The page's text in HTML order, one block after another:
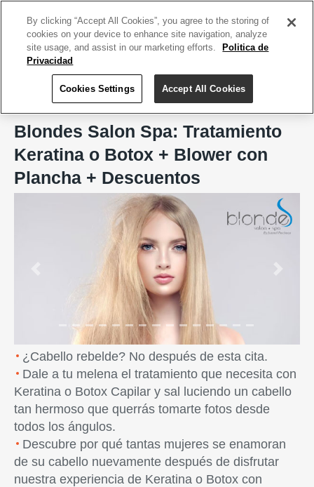
Blondes Salon Spa, San Juan
Blondes Salon Spa: Tratamiento
Keratina o Botox + Blower con
Plancha + Descuentos
¿Cabello rebelde? No después de esta cita.
Dale a tu melena el tratamiento que necesita con
Keratina o Botox Capilar y sal luciendo un cabello
tan hermoso que querrás tomarte fotos desde
todos los ángulos.
Descubre por qué tantas mujeres se enamoran
de su cabello nuevamente después de disfrutar
nuestra experiencia de Keratina o Botox con
By clicking “Accept All Cookies”, you agree to the storing of
cookies on your device to enhance site navigation, analyze
site usage, and assist in our marketing efforts.
Politica de
Privacidad
Cookies Settings Accept All Cookies